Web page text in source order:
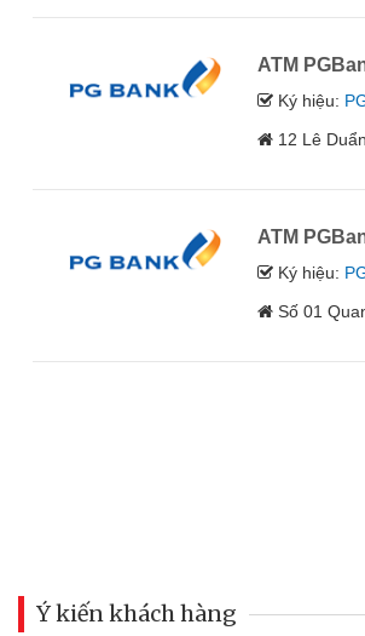
ATM
Ký hiệu:
12 Lê
ATM
Ký hiệu:
Số 01
Ý kiến khách hàng